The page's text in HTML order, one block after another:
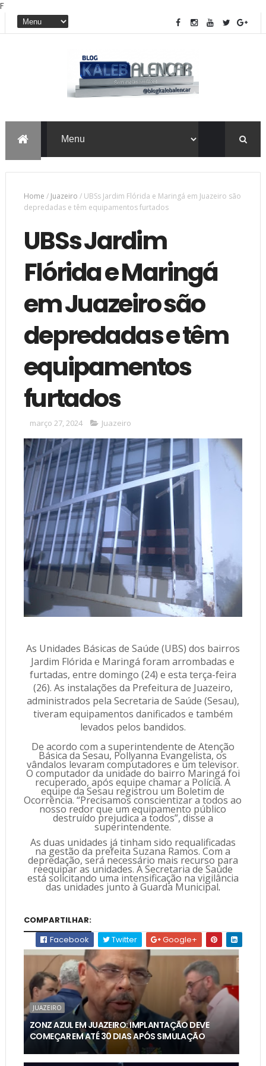
F
Home / Juazeiro / UBSs Jardim Flórida e Maringá em Juazeiro são
depredadas e têm equipamentos furtados
UBSs Jardim
Flórida e Maringá
em Juazeiro são
depredadas e têm
equipamentos
furtados
março 27, 2024 Juazeiro
As Unidades Básicas de Saúde (UBS) dos bairros
Jardim Flórida e Maringá foram arrombadas e
furtadas, entre domingo (24) e esta terça-feira
(26). As instalações da Prefeitura de Juazeiro,
administrados pela Secretaria de Saúde (Sesau),
tiveram equipamentos danificados e também
levados pelos bandidos.
De acordo com a superintendente de Atenção
Básica da Sesau, Pollyanna Evangelista, os
vândalos levaram computadores e um televisor.
O computador da unidade do bairro Maringá foi
recuperado, após equipe chamar a Polícia. A
equipe da Sesau registrou um Boletim de
Ocorrência. “Precisamos conscientizar a todos ao
nosso redor que um equipamento público
destruído prejudica a todos”, disse a
superintendente.
As duas unidades já tinham sido requalificadas
na gestão da prefeita Suzana Ramos. Com a
depredação, será necessário mais recurso para
reequipar as unidades. A Secretaria de Saúde
está solicitando uma intensificação na vigilância
das unidades junto à Guarda Municipal.
COMPARTILHAR:
Facebook
Twitter Google+
JUAZEIRO
ZONZ AZUL EM JUAZEIRO: IMPLANTAÇÃO DEVE
COMEÇAR EM ATÉ 30 DIAS APÓS SIMULAÇÃO